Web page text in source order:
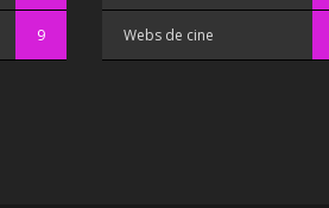
9 Webs de cine